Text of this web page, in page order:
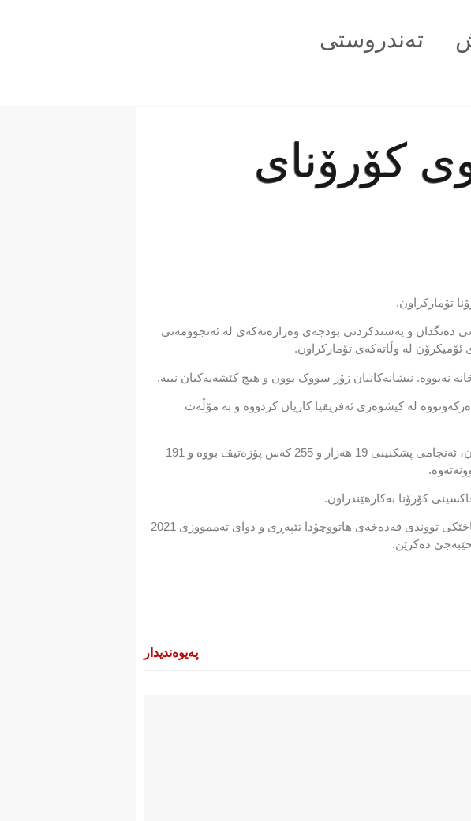
تەندروستی
کۆرۆنای
تۆمارکراون.
تورکیا لەکاتی دەنگدان و پەسندکردنی بودجەی وەزارەتەکەی لە ئەنجوومەنی
لە وڵاتەکەی تۆمارکراون.
نەبووە. نیشانەکانیان زۆر سووک بوون و ھیچ کێشەیەکیان نییە.
لە کیشوەری ئەفریقیا کاریان کردووە و بە مۆڵەت
لە 24 كاژێردا لە باکووری کوردستان و تورکیادا 349 هەزار و 221 پشكنینی ڤایرۆسی کۆرۆنا کران، ئه‌نجامی پشكنینی 19 هەزار و 255 كەس پۆزەتیڤ بووه‌ و 191
یەکەمین تووشبوون بە ڤایرۆسی کۆرۆنا، ئاداری 2020 لە تورکیا راگەیێنرا. ئەو وڵاتە بە چەند قۆناخێکی تووندی قەدەخەی هاتووچۆدا تێپەڕی و دوای تەممووزی 2021
جێبەجێ دەکرێن.
پەیوەندیدار